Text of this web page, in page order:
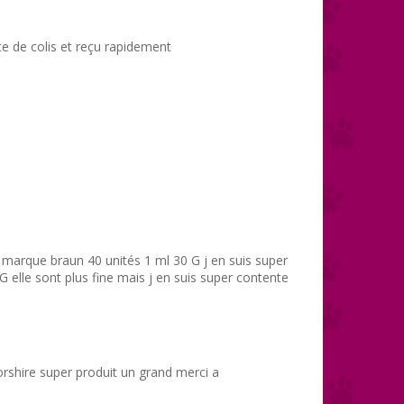
de colis et reçu rapidement
braun 40 unités 1 ml 30 G j en suis super
elle sont plus fine mais j en suis super contente
super produit un grand merci a